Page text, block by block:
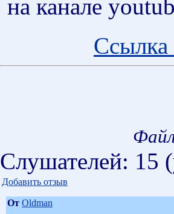
на канале
Ссылка
Слушателей: 15
Добавить отзыв
От Oldman